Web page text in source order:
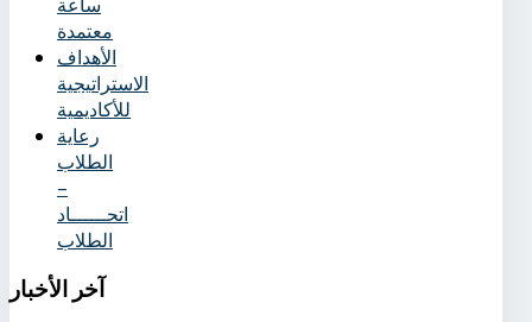
معتمدة
الأهداف
الاستراتيجية
للأكاديمية
رعاية
الطلاب
–
اتحــــــاد
الطلاب
آخر الأخبار